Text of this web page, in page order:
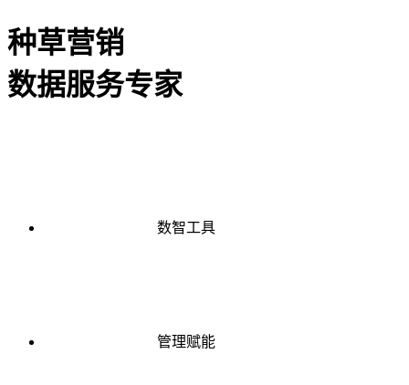
种草营销
数据服务专家
数智工具
管理赋能